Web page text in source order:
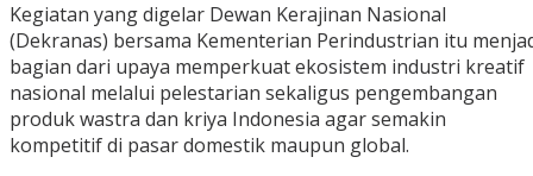
Kegiatan yang digelar Dewan Kerajinan Nasional
(Dekranas) bersama Kementerian Perindustrian itu
bagian dari upaya memperkuat ekosistem industri kreatif
nasional melalui pelestarian sekaligus pengembangan
produk wastra dan kriya Indonesia agar semakin
kompetitif di pasar domestik maupun global.